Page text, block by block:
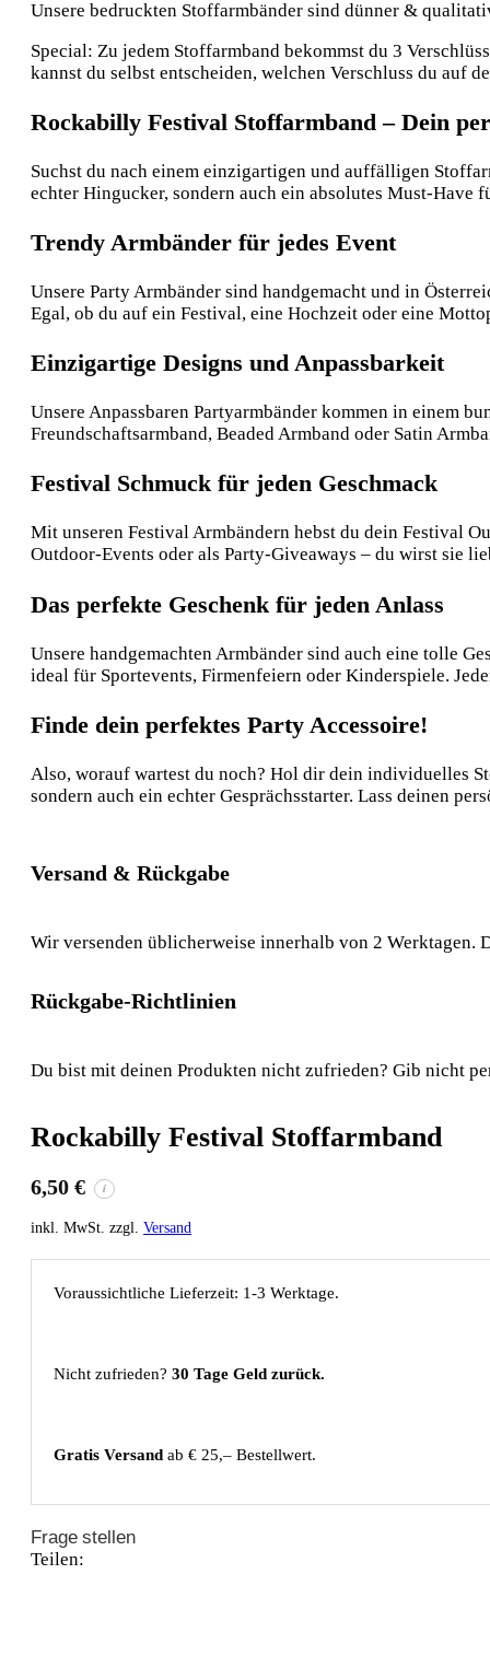
Unsere bedruckten Stoffarmbänder sind dünner &
Special: Zu jedem Stoffarmband bekommst du 3
kannst du selbst entscheiden, welchen Verschluss du auf
Rockabilly Festival Stoffarmband – Dein
Suchst du nach einem einzigartigen und auffälligen
echter Hingucker, sondern auch ein absolutes Must-Have
Trendy Armbänder für jedes Event
Unsere Party Armbänder sind handgemacht und in
Egal, ob du auf ein Festival, eine Hochzeit oder eine
Einzigartige Designs und Anpassbarkeit
Unsere Anpassbaren Partyarmbänder kommen in einem
Freundschaftsarmband, Beaded Armband oder Satin
Festival Schmuck für jeden Geschmack
Mit unseren Festival Armbändern hebst du dein Festival
Outdoor-Events oder als Party-Giveaways – du wirst sie
Das perfekte Geschenk für jeden Anlass
Unsere handgemachten Armbänder sind auch eine tolle
ideal für Sportevents, Firmenfeiern oder Kinderspiele.
Finde dein perfektes Party Accessoire!
Also, worauf wartest du noch? Hol dir dein individuelles
sondern auch ein echter Gesprächsstarter. Lass deinen
Versand & Rückgabe
Wir versenden üblicherweise innerhalb von 2 Werktagen.
Rückgabe-Richtlinien
Du bist mit deinen Produkten nicht zufrieden? Gib nicht
Rockabilly Festival Stoffarmband
6,50 € i
inkl. MwSt. zzgl. Versand
Voraussichtliche Lieferzeit: 1-3 Werktage.
Nicht zufrieden? 30 Tage Geld zurück.
Gratis Versand ab € 25,– Bestellwert.
Frage stellen
Teilen: